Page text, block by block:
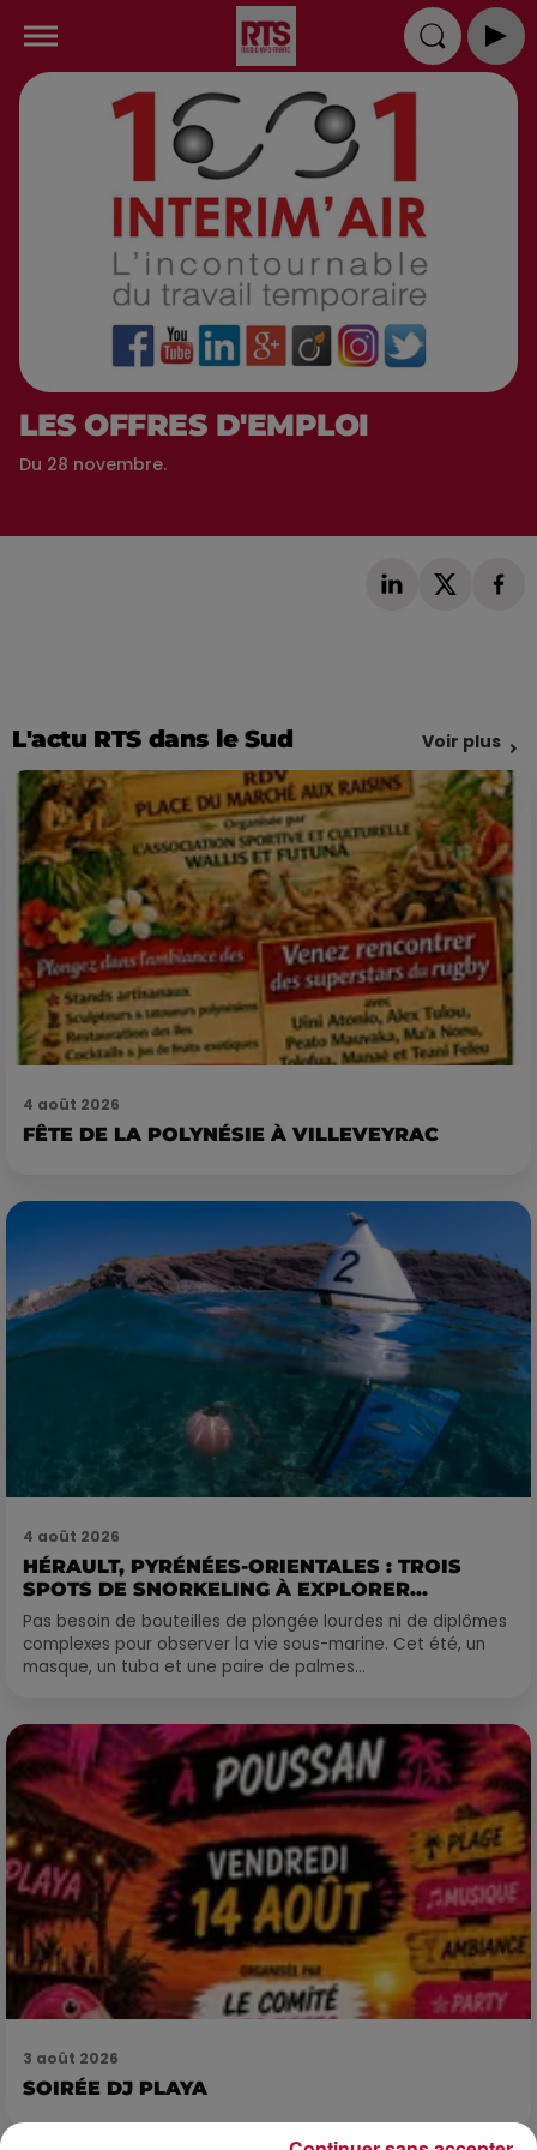
LES OFFRES D'EMPLOI
Du 28 novembre.
L'actu RTS dans le Sud Voir plus
4 août 2026
FÊTE DE LA POLYNÉSIE À VILLEVEYRAC
4 août 2026
HÉRAULT, PYRÉNÉES-ORIENTALES : TROIS
SPOTS DE SNORKELING À EXPLORER...
Pas besoin de bouteilles de plongée lourdes ni de diplômes
complexes pour observer la vie sous-marine. Cet été, un
masque, un tuba et une paire de palmes...
3 août 2026
SOIRÉE DJ PLAYA